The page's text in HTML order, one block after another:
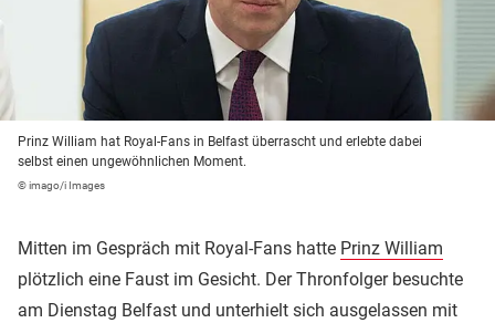
Prinz William hat Royal-Fans in Belfast überrascht und erlebte dabei
selbst einen ungewöhnlichen Moment.
© imago/i Images
Mitten im Gespräch mit Royal-Fans hatte Prinz William
plötzlich eine Faust im Gesicht. Der Thronfolger besuchte
am Dienstag Belfast und unterhielt sich ausgelassen mit